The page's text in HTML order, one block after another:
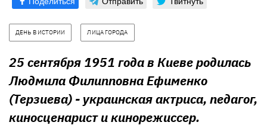
ДЕНЬ В ИСТОРИИ ЛИЦА ГОРОДА
25 сентября 1951 года в Киеве родилась
Людмила Филипповна Ефименко
(Терзиева) - украинская актриса, педагог,
киносценарист и кинорежиссер.